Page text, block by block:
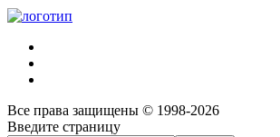
Все права защищены © 1998-2026
Введите страницу